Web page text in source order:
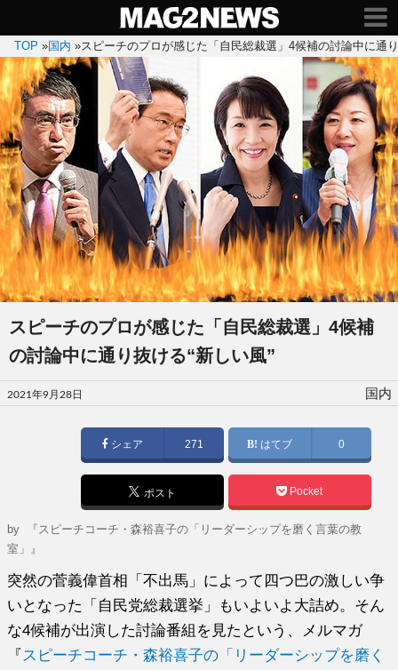
TOP »国内 »スピーチのプロが感じた「自民総裁選」4候補の討論中に通
スピーチのプロが感じた「自民総裁選」4候補
の討論中に通り抜ける“新しい風”
投
稿
2021年9月28日 国内
シェア 271 はてブ 0
ポスト Pocket
by
『スピーチコーチ・森裕喜子の「リーダーシップを磨く言葉の教
室」』
突然の菅義偉首相「不出馬」によって四つ巴の激しい争
いとなった「自民党総裁選挙」もいよいよ大詰め。そん
な4候補が出演した討論番組を見たという、メルマガ
『 スピーチコーチ・森裕喜子の「リーダーシップを磨く